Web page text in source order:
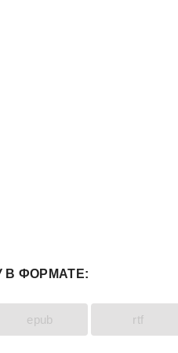
В ФОРМАТЕ:
epub rtf